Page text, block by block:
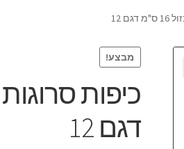
12
מבצע!
דגם 12